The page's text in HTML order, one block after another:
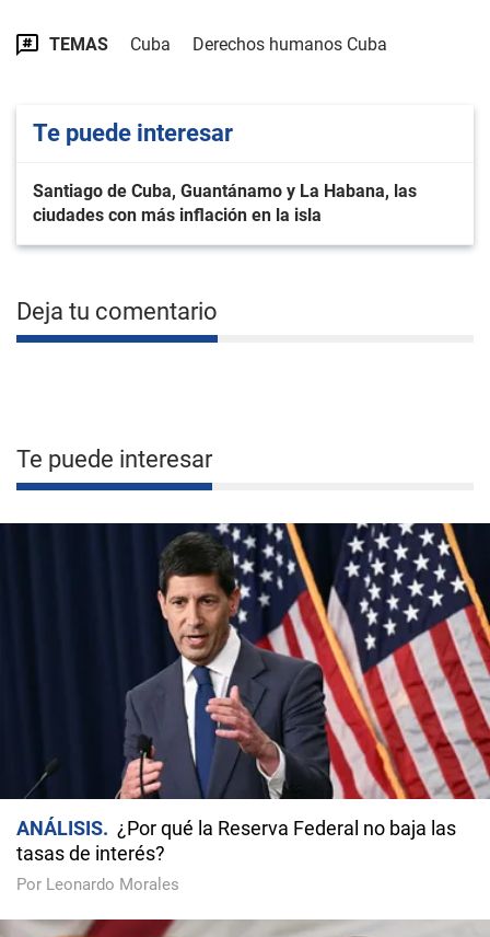
TEMAS Cuba Derechos humanos Cuba
Te puede interesar
Santiago de Cuba, Guantánamo y La Habana, las
ciudades con más inflación en la isla
Deja tu comentario
Te puede interesar
ANÁLISIS
¿Por qué la Reserva Federal no baja las
tasas de interés?
Por Leonardo Morales